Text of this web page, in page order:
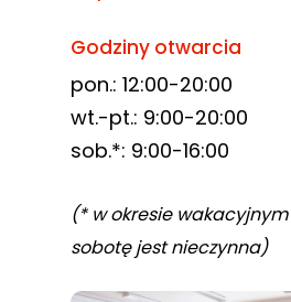
Godziny otwarcia
pon.: 12:00-20:00
wt.-pt.: 9:00-20:00
sob.*: 9:00-16:00
(* w okresie
sobotę jest nieczynna)